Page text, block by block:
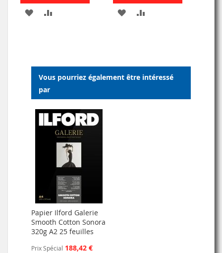
AJOUTER
D’ENVIE
AJOUTER
D’ENVIE
Vous pourriez également être intéressé
par
Papier Ilford Galerie
Smooth Cotton Sonora
320g A2 25 feuilles
Prix Spécial 188,42 €